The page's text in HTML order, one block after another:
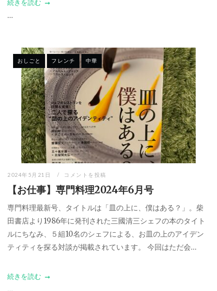
続きを読む
...
おしごと フレンチ 中華
2024年5月21日 コメントを投稿
【お仕事】専門料理2024年6月号
専門料理最新号、タイトルは「皿の上に、僕はある？」。柴
田書店より1986年に発刊された三國清三シェフの本のタイト
ルにちなみ、５組10名のシェフによる、お皿の上のアイデン
ティティを探る対談が掲載されています。 今回はただ会...
続きを読む